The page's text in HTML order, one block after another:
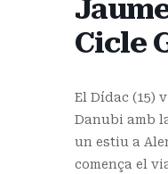
Cicle
El Dídac (15)
Danubi amb
un estiu a
comença el